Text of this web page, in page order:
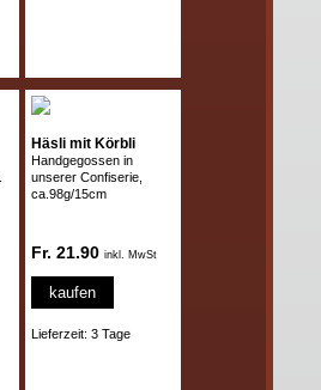
Häsli mit Körbli
Handgegossen in
unserer Confiserie,
ca.98g/15cm
Fr. 21.90 inkl. MwSt
kaufen
Lieferzeit: 3 Tage